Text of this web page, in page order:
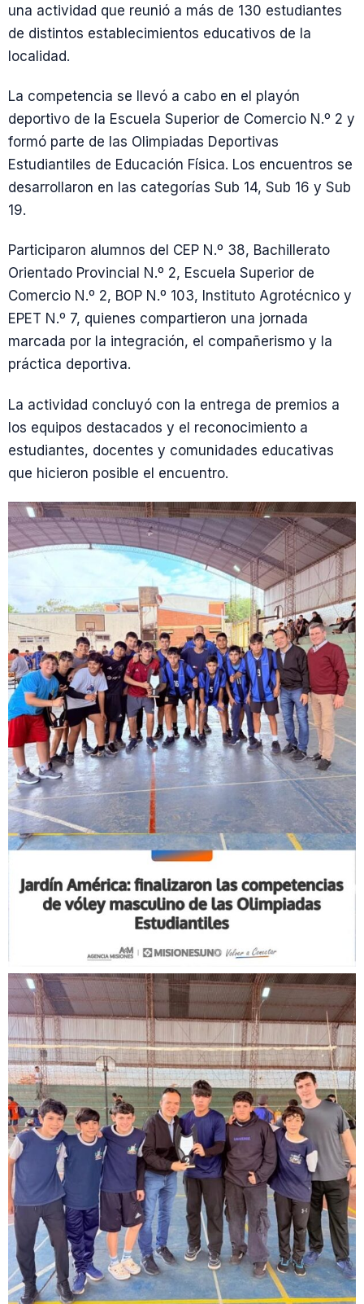
una actividad que reunió a más de 130 estudiantes
de distintos establecimientos educativos de la
localidad.
La competencia se llevó a cabo en el playón
deportivo de la Escuela Superior de Comercio N.º 2 y
formó parte de las Olimpiadas Deportivas
Estudiantiles de Educación Física. Los encuentros se
desarrollaron en las categorías Sub 14, Sub 16 y Sub
19.
Participaron alumnos del CEP N.º 38, Bachillerato
Orientado Provincial N.º 2, Escuela Superior de
Comercio N.º 2, BOP N.º 103, Instituto Agrotécnico y
EPET N.º 7, quienes compartieron una jornada
marcada por la integración, el compañerismo y la
práctica deportiva.
La actividad concluyó con la entrega de premios a
los equipos destacados y el reconocimiento a
estudiantes, docentes y comunidades educativas
que hicieron posible el encuentro.